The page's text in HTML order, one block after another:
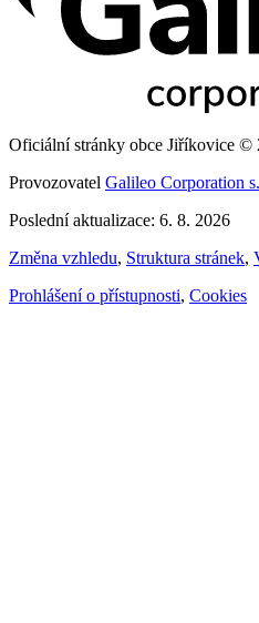
Oficiální stránky obce Jiříkovice ©
Provozovatel Galileo Corporation
Poslední aktualizace: 6. 8. 2026
Změna vzhledu, Struktura stránek,
Prohlášení o přístupnosti, Cookies